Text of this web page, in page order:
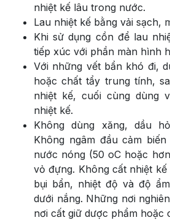
nhiệt kế lâu trong nước.
Lau nhiệt kế bằng vải sạch,
Khi sử dụng cồn để lau
tiếp xúc với phần màn hình
Với những vết bẩn khó đi,
hoặc chất tẩy trung tính,
nhiệt kế, cuối cùng dùng
nhiệt kế.
Không dùng xăng, dầu
Không ngâm đầu cảm
nước nóng (50 oC hoặc
vỏ đựng. Không cất nhiệt
bụi bẩn, nhiệt độ và độ
dưới nắng. Những nơi
nơi cất giữ dược phẩm hoặc